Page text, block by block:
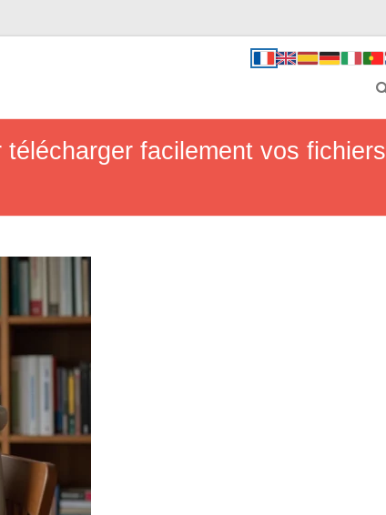
facilement vos fichiers